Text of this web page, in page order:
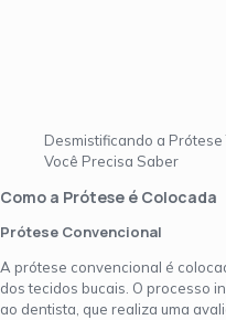
Desmistificando a Prótese
Você Precisa Saber
Como a Prótese é Colocada
Prótese Convencional
A prótese convencional é
dos tecidos bucais. O processo
ao dentista, que realiza uma